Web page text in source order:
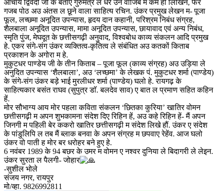
आचार्य द्विवेदी जी के बताए गुरुमंत्र ल धरे उन वाजिब म कम ही लिखिन, फेर
गजब पोठ अउ अंतस ल छूने वाला साहित्य रचिन. उंकर प्रमुख लेखन म- पूजा
फूल, लच्छमा अनूदित उपन्यास, हृदय दान कहानी, परिश्रम निबंध संग्रह,
शैलबाला अनूदित उपन्यास, मामा अनूदित उपन्यास, छायावाद एवं अन्य निबंध,
स्मृति पुंज, मेघदूत के छत्तीसगढ़ी अनुवाद, विश्वबोध काव्य संकलन आदि प्रमुख
हे. एकर संगे-संग उंकर व्यक्तित्व-कृतित्व ले संबंधित अउ कतकों किताब
प्रकाशन के अगोरा म हे.
मुकुटधर पाण्डेय जी के तीन किताब – पूजा फूल (काव्य संग्रह) अउ उड़िया ले
अनुदित उपन्यास ‘शैलबाला’, अउ ‘लच्छमा’ के लेखक पं. मुकुटधर शर्मा (पाण्डेय)
के संगे-संग उंकर बड़े भाई मुरलीधर शर्मा (पाण्डेय) घलो हे. रायगढ़ के
साहित्यकार बसंत राघव (सुपुत्र डाॅ. बलदेव साव) ए बात ल प्रमाण सहित कहिन
हें.
मोर सौभाग्य आय मोर पहला कविता संकलन ‘छितका कुरिया’ खातिर वोमन
छत्तीसगढ़ी म अपन शुभकामना संदेश दिए रिहिन हें, अउ कहे रिहिन हें- मैं अपन
जिनगी म पहिली बेर ककरो खातिर छत्तीसगढ़ी म संदेश लिखे हौं. उंकर ए संदेश
के पांडुलिपि ल तब मैं ब्लाक बनवा के अपन संग्रह म छपवाए रेहेंव. आज घलो
उंकर वो पाती ह मोर बर धरोहर बने हुए हे.
6 नवंबर 1989 के 94 बछर के उमर म वोमन ए नश्वर दुनिया ले बिदागरी ले लेइन.
उंकर सुरता ल पैलगी- जोहार
-सुशील भोले
संजय नगर, रायपुर
मो/व्हा. 9826992811